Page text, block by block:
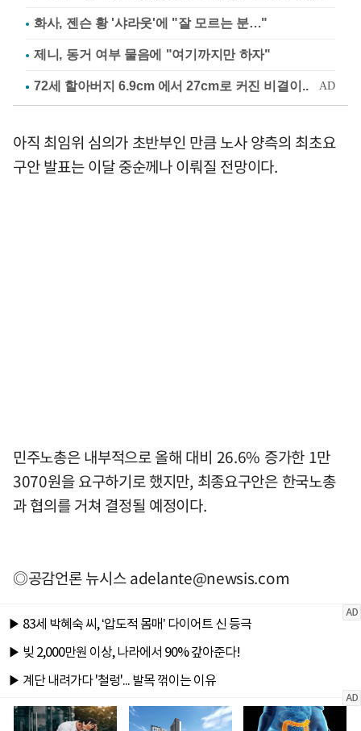
화사, 젠슨 황 '샤라웃'에 "잘 모르는 분…"
제니, 동거 여부 물음에 "여기까지만 하자"
아직 최임위 심의가 초반부인 만큼 노사 양측의 최초요
구안 발표는 이달 중순께나 이뤄질 전망이다.
민주노총은 내부적으로 올해 대비 26.6% 증가한 1만
3070원을 요구하기로 했지만, 최종요구안은 한국노총
과 협의를 거쳐 결정될 예정이다.
◎공감언론 뉴시스adelante@newsis.com